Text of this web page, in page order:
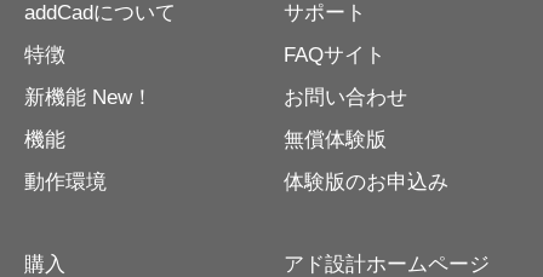
addCadについて
特徴
新機能 New！
機能
動作環境
サポート
FAQサイト
お問い合わせ
無償体験版
体験版のお申込み
購入
アド設計ホームページ